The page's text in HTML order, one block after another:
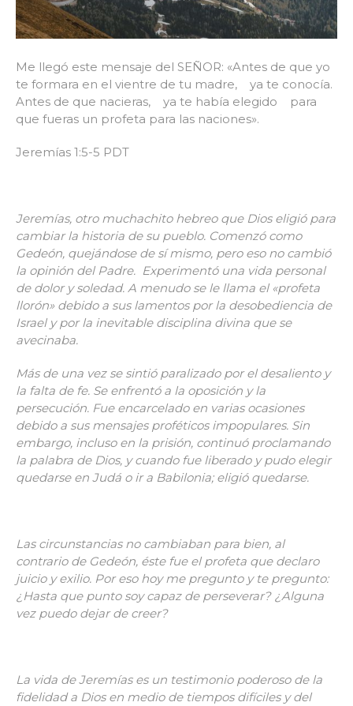
Me llegó este mensaje del SEÑOR: «Antes de que yo
te formara en el vientre de tu madre, ya te conocía.
Antes de que nacieras, ya te había elegido para
que fueras un profeta para las naciones».
Jeremías 1:5-5 PDT
Jeremías, otro muchachito hebreo que Dios eligió para
cambiar la historia de su pueblo. Comenzó como
Gedeón, quejándose de sí mismo, pero eso no cambió
la opinión del Padre. Experimentó una vida personal
de dolor y soledad. A menudo se le llama el «profeta
llorón» debido a sus lamentos por la desobediencia de
Israel y por la inevitable disciplina divina que se
avecinaba.
Más de una vez se sintió paralizado por el desaliento y
la falta de fe. Se enfrentó a la oposición y la
persecución. Fue encarcelado en varias ocasiones
debido a sus mensajes proféticos impopulares. Sin
embargo, incluso en la prisión, continuó proclamando
la palabra de Dios, y cuando fue liberado y pudo elegir
quedarse en Judá o ir a Babilonia; eligió quedarse.
Las circunstancias no cambiaban para bien, al
contrario de Gedeón, éste fue el profeta que declaro
juicio y exilio. Por eso hoy me pregunto y te pregunto:
¿Hasta que punto soy capaz de perseverar? ¿Alguna
vez puedo dejar de creer?
La vida de Jeremías es un testimonio poderoso de la
fidelidad a Dios en medio de tiempos difíciles y del